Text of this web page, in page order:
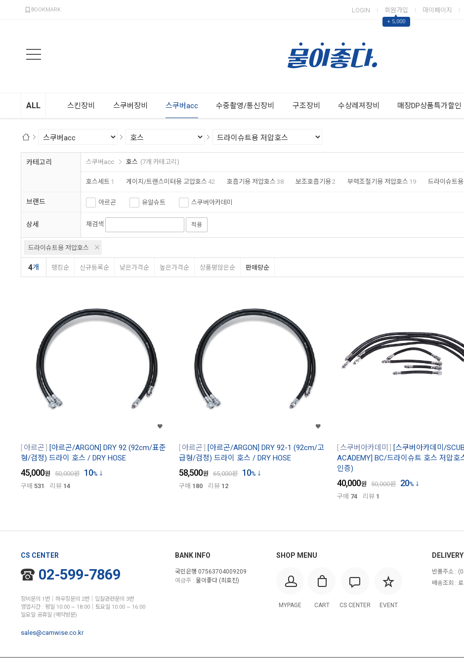
BOOKMARK LOGIN 회원가입
▲
+ 5,000
마이페이지
ALL 스킨장비 스쿠버장비 스쿠버acc 수중촬영/통신장비 구조장비 수상레져장비 매장DP상품특가할인
카테고리 스쿠버acc 호스 (7개 카테고리)
호스세트 1 게이지/트랜스미터용 고압호스 42 호흡기용 저압호스 38 보조호흡기용2 부력조절기용 저압호스 19 드라이슈트
브랜드 아르곤 유알슈트 스쿠버아카데미
상세 재검색 적용
드라이슈트용 저압호스
4개 랭킹순 신규등록순 낮은가격순 높은가격순 상품평많은순 판매량순
아르곤
[아르곤/ARGON] DRY 92 (92cm/표준
형/검정) 드라이 호스 / DRY HOSE
45,000원 50,000원 10%
구매 531 리뷰 14
아르곤
[아르곤/ARGON] DRY 92-1 (92cm/고
급형/검정) 드라이 호스 / DRY HOSE
58,500원 65,000원 10%
구매 180 리뷰 12
스쿠버아카데미
[스쿠버아카데미/
ACADEMY] BC/드라이슈트 호스 저압호
인증)
40,000원 50,000원 20%
구매 74 리뷰 1
CS CENTER
02-599-7869
장비문의 1번│하우징문의 2번│입찰관련문의 3번
영업시간 : 평일 10:00 ~ 18:00│토요일 10:00 ~ 16:00
일요일 공휴일 (예약방문)
sales@camwise.co.kr
BANK INFO
국민은행 07563704009209
예금주 : 물이좋다 (최호진)
SHOP MENU
MYPAGE CART CS CENTER EVENT
반품주소 :
배송조회 :